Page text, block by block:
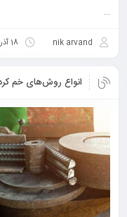
...
nik arvand 18 آذر 1404
انواع روش‌های خم